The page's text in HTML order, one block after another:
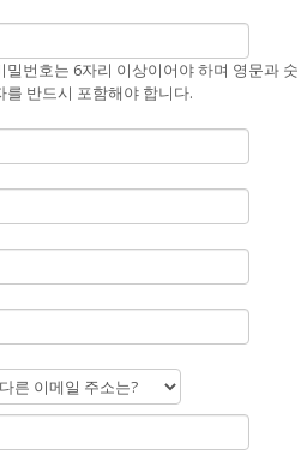
지 않고 "홈페이지"가 제공하는 서비스
지를 이용함에 있어서 홈페이지에 게시
상 등의 정보 형태의 글,사진,동영상 및
.
면(www.에너맥스.com)에 게시하거나
정이 있을 경우 약관을 변경할 수 있으
사유를 명시하여 현행약관과 함께 "홈페
적용일자 전까지 공지합니다. 단, 회원
전자우편 주소) 개정약관을 발송하여
관을 공지 또는 통지 하면서 회원에게 7
밀번호는 6자리 이상이어야 하며 영문과 숫
를 반드시 포함해야 합니다.